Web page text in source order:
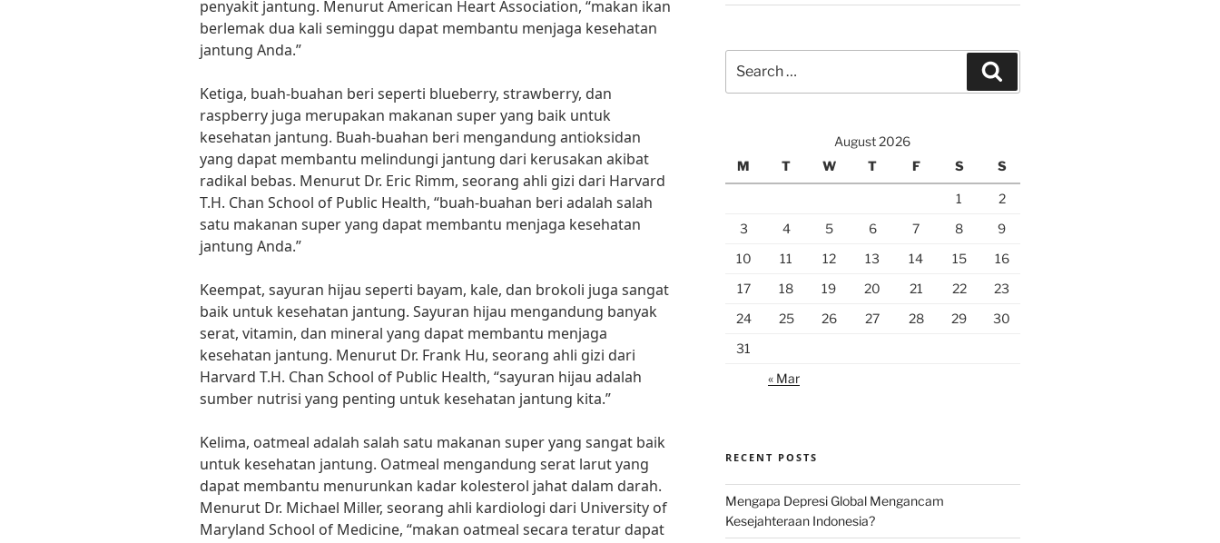
penyakit jantung. Menurut American Heart Association, “makan ikan
berlemak dua kali seminggu dapat membantu menjaga kesehatan
jantung Anda.”
Ketiga, buah-buahan beri seperti blueberry, strawberry, dan
raspberry juga merupakan makanan super yang baik untuk
kesehatan jantung. Buah-buahan beri mengandung antioksidan
yang dapat membantu melindungi jantung dari kerusakan akibat
radikal bebas. Menurut Dr. Eric Rimm, seorang ahli gizi dari Harvard
T.H. Chan School of Public Health, “buah-buahan beri adalah salah
satu makanan super yang dapat membantu menjaga kesehatan
jantung Anda.”
Keempat, sayuran hijau seperti bayam, kale, dan brokoli juga sangat
baik untuk kesehatan jantung. Sayuran hijau mengandung banyak
serat, vitamin, dan mineral yang dapat membantu menjaga
kesehatan jantung. Menurut Dr. Frank Hu, seorang ahli gizi dari
Harvard T.H. Chan School of Public Health, “sayuran hijau adalah
sumber nutrisi yang penting untuk kesehatan jantung kita.”
Kelima, oatmeal adalah salah satu makanan super yang sangat baik
untuk kesehatan jantung. Oatmeal mengandung serat larut yang
dapat membantu menurunkan kadar kolesterol jahat dalam darah.
Menurut Dr. Michael Miller, seorang ahli kardiologi dari University of
Maryland School of Medicine, “makan oatmeal secara teratur dapat
for:
August 2026
M
T W T F S S
1
2
3
4 5 6 7 8
9
10
11 12 13 14 15
16
17
18 19 20 21 22
23
24
25 26 27 28 29
30
31
« Mar
RECENT POSTS
Mengapa Depresi Global Mengancam
Kesejahteraan Indonesia?